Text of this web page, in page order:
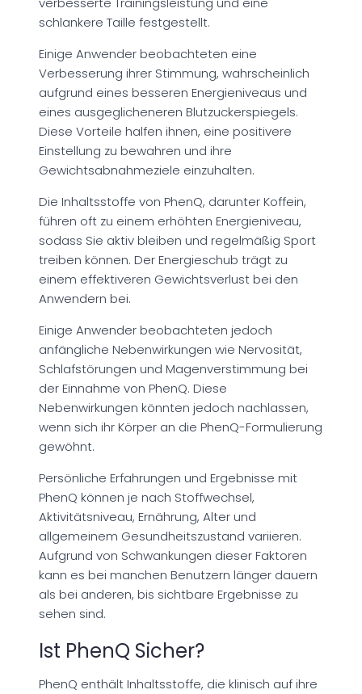
schlankere Taille festgestellt.
Einige Anwender beobachteten eine
Verbesserung ihrer Stimmung, wahrscheinlich
aufgrund eines besseren Energieniveaus und
eines ausgeglicheneren Blutzuckerspiegels.
Diese Vorteile halfen ihnen, eine positivere
Einstellung zu bewahren und ihre
Gewichtsabnahmeziele einzuhalten.
Die Inhaltsstoffe von PhenQ, darunter Koffein,
führen oft zu einem erhöhten Energieniveau,
sodass Sie aktiv bleiben und regelmäßig Sport
treiben können. Der Energieschub trägt zu
einem effektiveren Gewichtsverlust bei den
Anwendern bei.
Einige Anwender beobachteten jedoch
anfängliche Nebenwirkungen wie Nervosität,
Schlafstörungen und Magenverstimmung bei
der Einnahme von PhenQ. Diese
Nebenwirkungen könnten jedoch nachlassen,
wenn sich ihr Körper an die PhenQ-Formulierung
gewöhnt.
Persönliche Erfahrungen und Ergebnisse mit
PhenQ können je nach Stoffwechsel,
Aktivitätsniveau, Ernährung, Alter und
allgemeinem Gesundheitszustand variieren.
Aufgrund von Schwankungen dieser Faktoren
kann es bei manchen Benutzern länger dauern
als bei anderen, bis sichtbare Ergebnisse zu
sehen sind.
Ist PhenQ Sicher?
PhenQ enthält Inhaltsstoffe, die klinisch auf ihre